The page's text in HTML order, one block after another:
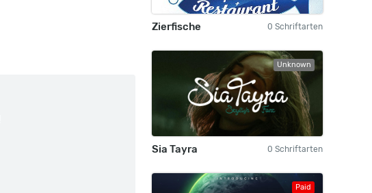
Zierfische 0 Schriftarten
Unknown
Sia Tayra 0 Schriftarten
Paid